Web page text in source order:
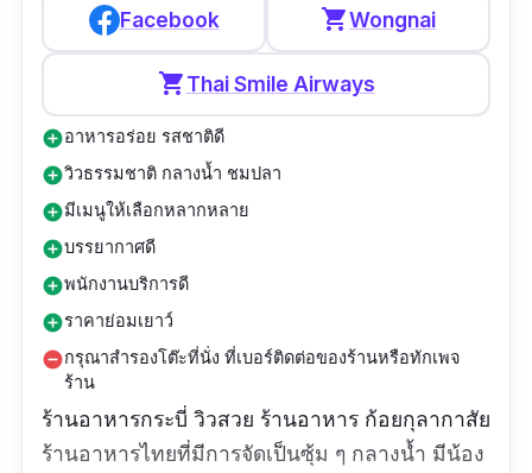
ประเภทอาหารหลากหลายดีค่ะ ใครชอบเผ็ดๆอาจ
จะต้องแจ้งพนักงาน น้องพนักงานบริการดี คอย
ดูแลตลอด ร้านมีเครื่องดื่มให้เลือกเยอะ ช่วงเย็นมี
ดนตรีสดให้ฟัง ราคาโดยรวมค่อนข้างแพง มีลาน
จอดรถสะดวกพร้อม สามารถขับรถขึ้นมาได้ค่ะ แต่
ถ้าไม่มีรถเหมือนจะมีบริการรถรับส่งด้วย”
Facebook shopping_cartWongnai
shopping_cartThai Smile Airways
add_circleอาหารอร่อย รสชาติดี
add_circleวิวธรรมชาติ กลางน้ำ ชมปลา
add_circleมีเมนูให้เลือกหลากหลาย
add_circleบรรยากาศดี
add_circleพนักงานบริการดี
add_circleราคาย่อมเยาว์
remove_circleกรุณาสำรองโต๊ะที่นั่ง ที่เบอร์ติดต่อของร้านหรือทักเพจ
ร้าน
ร้านอาหารกระบี่ วิวสวย ร้านอาหาร ก้อยกุลากาสัย
ร้านอาหารไทยที่มีการจัดเป็นซุ้ม ๆ กลางน้ำ มีน้อง